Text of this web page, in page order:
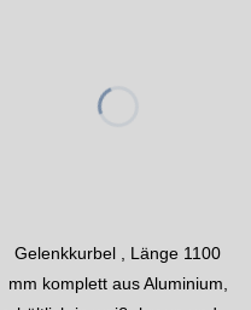
Gelenkkurbel , Länge 1100
mm komplett aus Aluminium,